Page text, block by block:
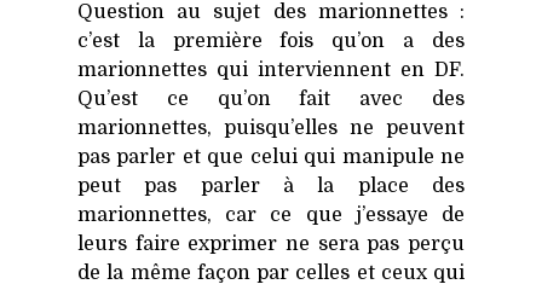
Ques­tion au sujet des marion­nettes :
c’est la pre­mière fois qu’on a des
marion­nettes qui inter­viennent en DF.
Qu’est ce qu’on fait avec des
marion­nettes, puisqu’elles ne peuvent
pas par­ler et que celui qui mani­pule ne
peut pas par­ler à la place des
marion­nettes, car ce que j’essaye de
leurs faire expri­mer ne sera pas per­çu
de la même façon par celles et ceux qui